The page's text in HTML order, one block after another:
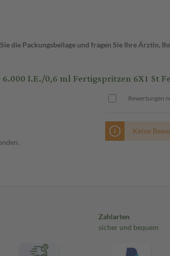
die Packungsbeilage und fragen Sie Ihre Ärztin,
I.E./0,6 ml Fertigspritzen 6X1 St
Bewertungen
Keine
Zahlarten
sicher und bequem